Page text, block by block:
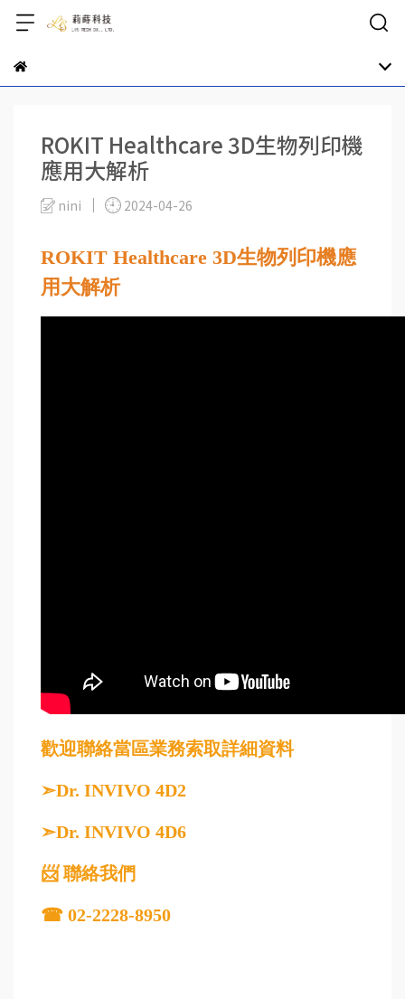
ROKIT Healthcare 3D生物列印機
應用大解析
nini 2024-04-26
ROKIT Healthcare 3D生物列印機應
用大解析
歡迎聯絡當區業務索取詳細資料
➣Dr. INVIVO 4D2
➣Dr. INVIVO 4D6
📨聯絡我們
☎ 02-2228-8950